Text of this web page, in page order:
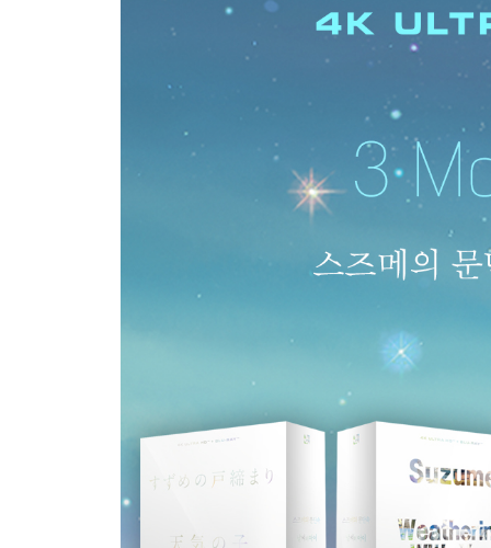
Special Program (22분 26초)
Filmography (10분 46초)
한국개봉 감독 인사 (2분 18초)
감독이 보는 <너의 이름은.> (7분 10초)
부산국제영화제(갈라프리젠테이션 기자회견) (14
-Promotional Video 2 30초)
- Trailer 1 (1분 30초)
- Trailer 2 (1분 30초)
- Trailer 3 (2분 4초)